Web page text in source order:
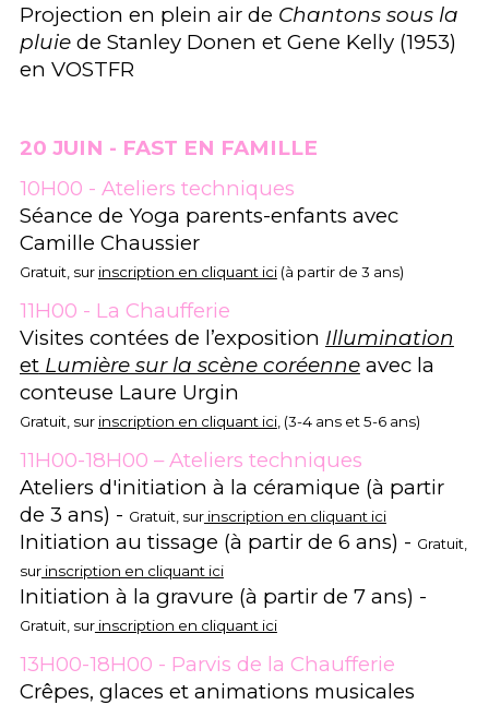
Projection en plein air de Chantons sous la
pluiede Stanley Donen et Gene Kelly (1953)
en VOSTFR
20 JUIN - FAST EN FAMILLE
10H00 - Ateliers techniques
Séance de Yoga parents-enfants avec
Camille Chaussier
Gratuit, sur inscription en cliquant ici(à partir de 3 ans)
11H00 - La Chaufferie
Visites contées de l’exposition Illumination
etLumière sur la scène coréenne avec la
conteuse Laure Urgin
Gratuit, sur inscription en cliquant ici, (3-4 ans et 5-6 ans)
11H00-18H00 – Ateliers techniques
Ateliers d'initiation à la céramique (à partir
de 3 ans) - Gratuit, surinscription en cliquant ici
Initiation au tissage (à partir de 6 ans) - Gratuit,
surinscription en cliquant ici
Initiation à la gravure (à partir de 7 ans) -
Gratuit, surinscription en cliquant ici
13H00-18H00 - Parvis de la Chaufferie
Crêpes, glaces et animations musicales